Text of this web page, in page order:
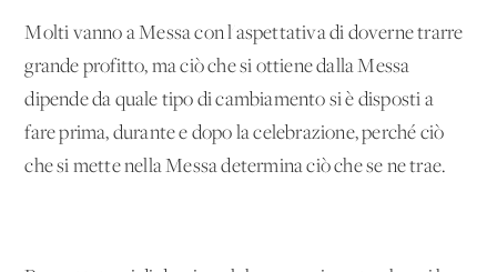
Molti vanno a Messa con l'aspettativa di doverne trarre
grande profitto, ma ciò che si ottiene dalla Messa
dipende da quale tipo di cambiamento si è disposti a
fare prima, durante e dopo la celebrazione, perché ciò
che si mette nella Messa determina ciò che se ne trae.